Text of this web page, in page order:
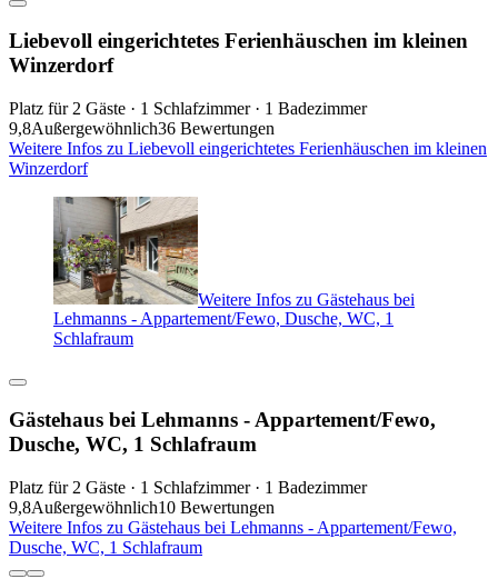
Liebevoll eingerichtetes Ferienhäuschen im kleinen
Winzerdorf
Platz für 2 Gäste · 1 Schlafzimmer · 1 Badezimmer
9,8Außergewöhnlich36 Bewertungen
Weitere Infos zu Liebevoll eingerichtetes Ferienhäuschen im kleinen
Winzerdorf
Weitere Infos zu Gästehaus bei
Lehmanns - Appartement/Fewo, Dusche, WC, 1
Schlafraum
Gästehaus bei Lehmanns - Appartement/Fewo,
Dusche, WC, 1 Schlafraum
Platz für 2 Gäste · 1 Schlafzimmer · 1 Badezimmer
9,8Außergewöhnlich10 Bewertungen
Weitere Infos zu Gästehaus bei Lehmanns - Appartement/Fewo,
Dusche, WC, 1 Schlafraum